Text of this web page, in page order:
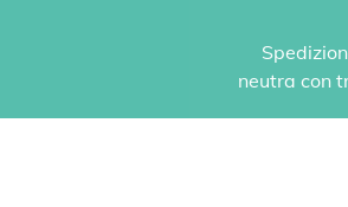
neutra con